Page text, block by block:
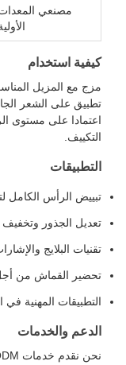
مصنعي المعدات
الأولية
كيفية استخدام
اعتمادا على مستوى
التكييف.
التطبيقات
تبييض الرأس الكامل
تعديل الجذور وتخفيف
تقنيات البلايج
تحضير القماش من أجل
التطبيقات المهنية في
الدعم والخدمات
نحن نقدم خدمات OEM / ODM الشاملة والدعم الفني: